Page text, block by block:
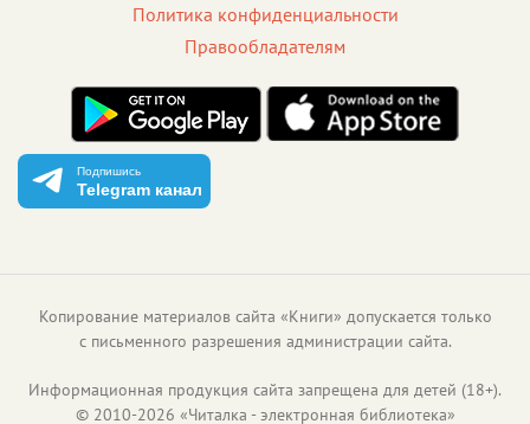
Политика конфиденциальности
Правообладателям
Подпишись
Telegram канал
Копирование материалов сайта «Книги» допускается только
с письменного разрешения администрации сайта.
Информационная продукция сайта запрещена для детей (18+).
© 2010-2026 «Читалка - электронная библиотека»